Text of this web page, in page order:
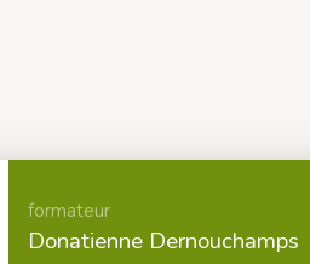
formateur
Donatienne Dernouchamps